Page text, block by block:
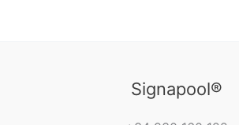
Signapool®